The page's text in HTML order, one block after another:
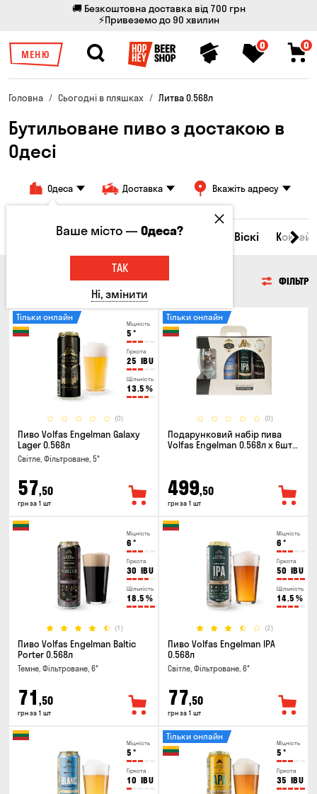
🚚 Безкоштовна доставка від 700 грн
⚡Привеземо до 90 хвилин
МЕНЮ
0 0
Головна Сьогодні в пляшках Литва 0.568л
Бутильоване пиво з достакою в
Одесі
Одеса Доставка Вкажіть адресу
Всі товари Пиво Сидр Віскі
ФІЛЬТР
Міцність
5 °
Гіркота
25 IBU
Щільність
13.5 %
(0)
Тільки онлайн
Пиво Volfas Engelman Galaxy
Lager 0.568л
Світле, Фільтроване, 5°
57,50
грн за 1 шт
(0)
Тільки онлайн
Подарунковий набір пива
Volfas Engelman 0.568л x 6шт +
499,50
грн за 1 шт
Міцність
6 °
Гіркота
30 IBU
Щільність
18.5 %
(1)
Пиво Volfas Engelman Baltic
Porter 0.568л
Темне, Фільтроване, 6°
71 ,50
грн за 1 шт
Міцність
6 °
Гіркота
50 IBU
Щільність
14.5 %
(2)
Пиво Volfas Engelman IPA
0.568л
Світле, Фільтроване, 6°
77,50
грн за 1 шт
Міцність
5 °
Гіркота
10 IBU
Міцність
5 °
Гіркота
35 IBU
Тільки онлайн
Ваше місто —Одеса?
ТАК
Ні, змінити